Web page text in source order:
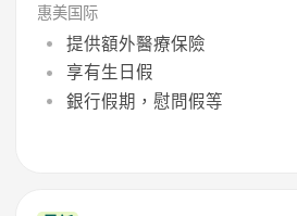
惠美国际
提供額外醫療保險
享有生日假
銀行假期，慰問假等